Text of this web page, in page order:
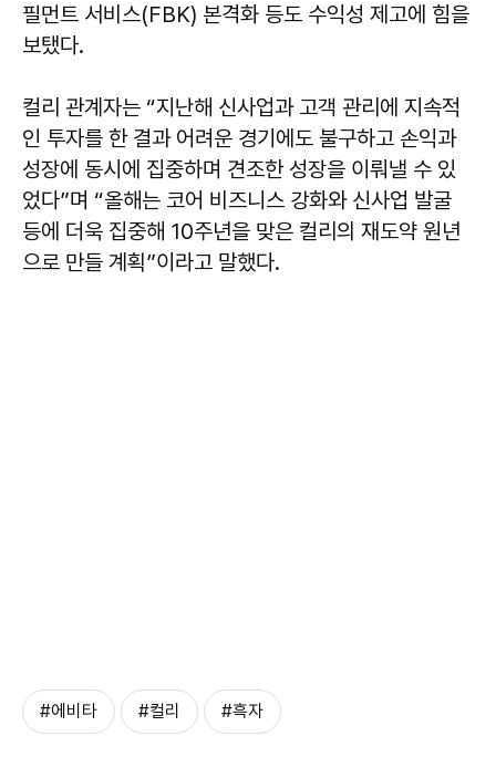
필먼트 서비스(FBK) 본격화 등도 수익성 제고에 힘을
보탰다.
컬리 관계자는 “지난해 신사업과 고객 관리에 지속적
인 투자를 한 결과 어려운 경기에도 불구하고 손익과
성장에 동시에 집중하며 견조한 성장을 이뤄낼 수 있
었다”며 “올해는 코어 비즈니스 강화와 신사업 발굴
등에 더욱 집중해 10주년을 맞은 컬리의 재도약 원년
으로 만들 계획”이라고 말했다.
#에비타 #컬리 #흑자